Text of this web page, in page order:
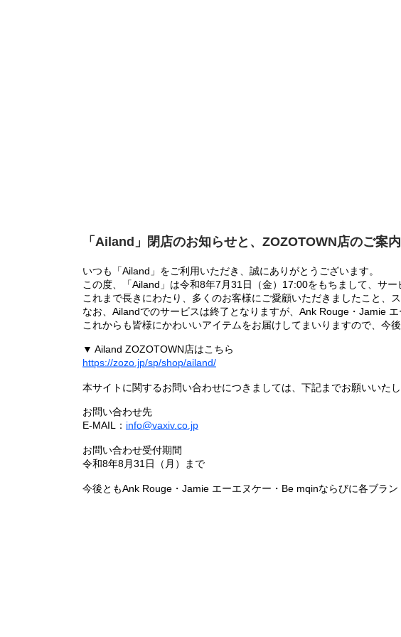
「Ailand」閉店のお知らせと、ZOZOTOWN店のご案内
いつも「Ailand」をご利用いただき、誠にありがとうございます。
この度、「Ailand」は令和8年7月31日（金）17:00をもちまして、サー
これまで長きにわたり、多くのお客様にご愛顧いただきましたこと、
なお、Ailandでのサービスは終了となりますが、Ank Rouge・Jamie
これからも皆様にかわいいアイテムをお届けしてまいりますので、今
▼ Ailand ZOZOTOWN店はこちら
https://zozo.jp/sp/shop/ailand/
本サイトに関するお問い合わせにつきましては、下記までお願いいたし
お問い合わせ先
E-MAIL： info@vaxiv.co.jp
お問い合わせ受付期間
令和8年8月31日（月）まで
今後ともAnk Rouge・Jamie エーエヌケー・Be mqinならびに各ブラ